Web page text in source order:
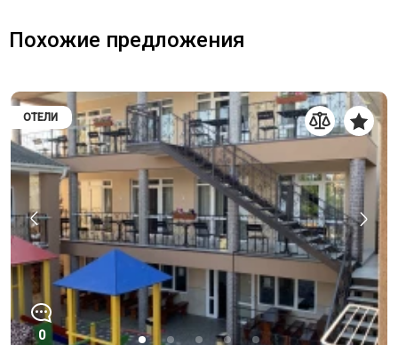
Похожие предложения
ОТЕЛИ
0